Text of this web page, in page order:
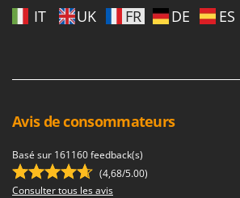
McCulloch
Mille
Mockmill
More than chef
MOSA
IT UK FR DE ES
Avis de consommateurs
Basé sur 161160 feedback(s)
(4,68/5.00)
Consulter tous les avis